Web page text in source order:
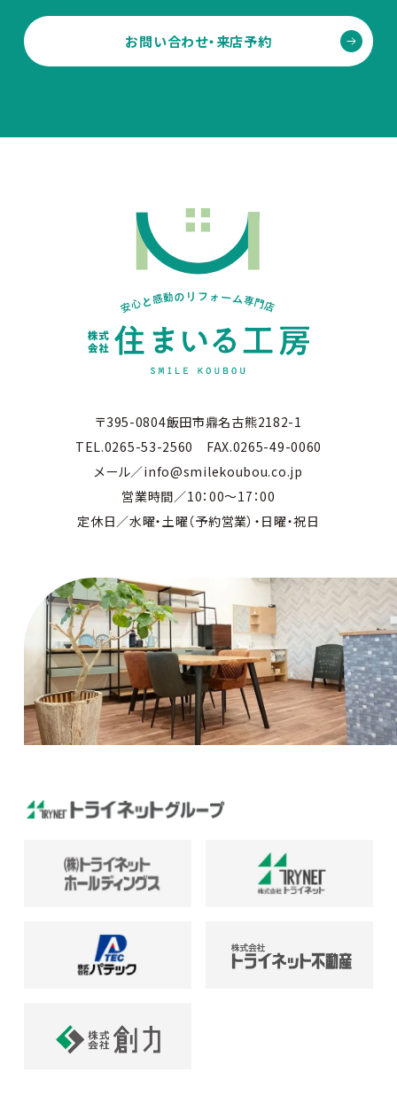
お問い合わせ・来店予約
〒395-0804飯田市鼎名古熊2182-1
TEL.0265-53-2560 FAX.0265-49-0060
メール／info@smilekoubou.co.jp
営業時間／10：00～17：00
定休日／水曜・土曜（予約営業）・日曜・祝日